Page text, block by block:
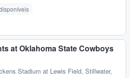
at Oklahoma State Cowboys
Stadium at Lewis Field, Stillwater,